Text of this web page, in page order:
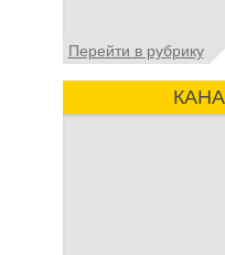
Перейти в рубрику